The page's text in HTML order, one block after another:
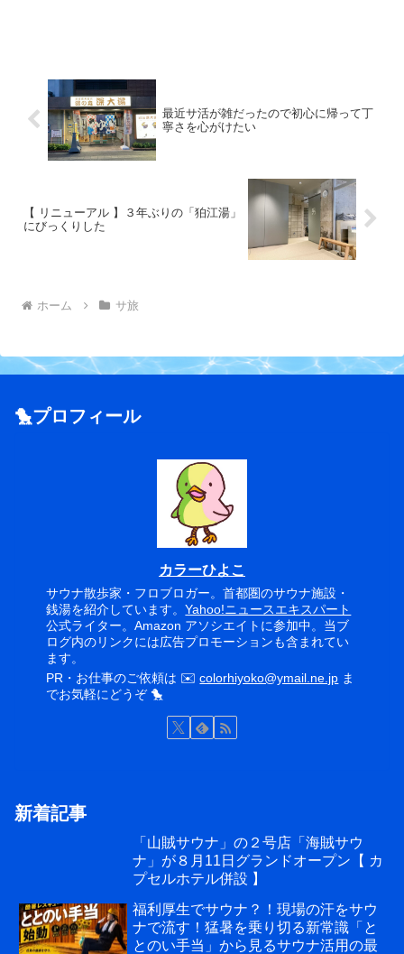
最近サ活が雑だったので初心に帰って丁
寧さを心がけたい
【 リニューアル 】３年ぶりの「狛江湯」
にびっくりした
ホーム サ旅
🐤プロフィール
カラーひよこ
サウナ散歩家・フロブロガー。首都圏のサウナ施設・
銭湯を紹介しています。Yahoo!ニュースエキスパート
公式ライター。Amazon アソシエイトに参加中。当ブ
ログ内のリンクには広告プロモーションも含まれてい
ます。
PR・お仕事のご依頼は ✉️colorhiyoko@ymail.ne.jp ま
でお気軽にどうぞ 🐤
新着記事
「山賊サウナ」の２号店「海賊サウ
ナ」が８月11日グランドオープン【 カ
プセルホテル併設 】
福利厚生でサウナ？！現場の汗をサウ
ナで流す！猛暑を乗り切る新常識「と
とのい手当」から見るサウナ活用の最